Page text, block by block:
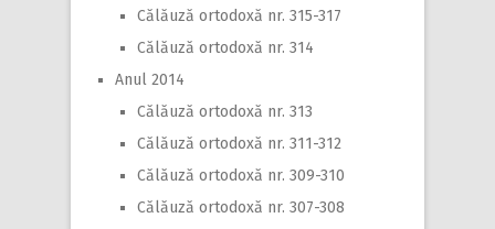
Călăuză ortodoxă nr. 315-317
Călăuză ortodoxă nr. 314
Anul 2014
Călăuză ortodoxă nr. 313
Călăuză ortodoxă nr. 311-312
Călăuză ortodoxă nr. 309-310
Călăuză ortodoxă nr. 307-308